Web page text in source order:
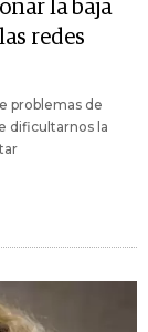
la baja
redes
problemas de
dificultarnos la